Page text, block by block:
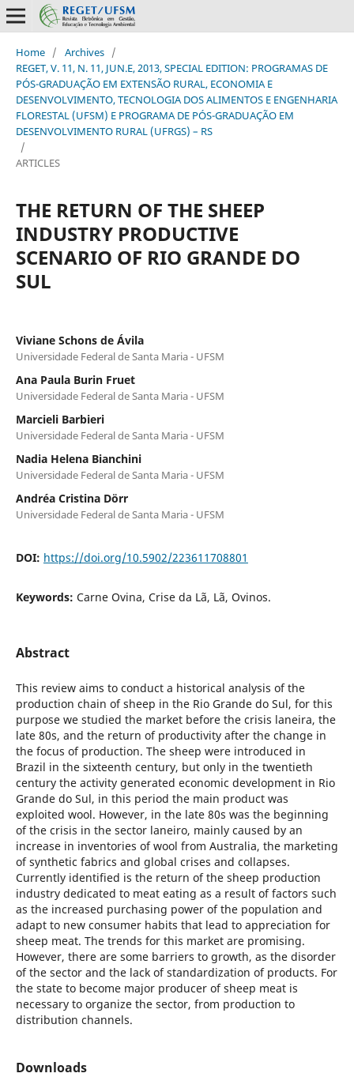
Home / Archives /
REGET, V. 11, N. 11, JUN.E, 2013, SPECIAL EDITION: PROGRAMAS DE
PÓS-GRADUAÇÃO EM EXTENSÃO RURAL, ECONOMIA E
DESENVOLVIMENTO, TECNOLOGIA DOS ALIMENTOS E ENGENHARIA
FLORESTAL (UFSM) E PROGRAMA DE PÓS-GRADUAÇÃO EM
DESENVOLVIMENTO RURAL (UFRGS) – RS
/
ARTICLES
THE RETURN OF THE SHEEP
INDUSTRY PRODUCTIVE
SCENARIO OF RIO GRANDE DO
SUL
Viviane Schons de Ávila
Universidade Federal de Santa Maria - UFSM
Ana Paula Burin Fruet
Universidade Federal de Santa Maria - UFSM
Marcieli Barbieri
Universidade Federal de Santa Maria - UFSM
Nadia Helena Bianchini
Universidade Federal de Santa Maria - UFSM
Andréa Cristina Dörr
Universidade Federal de Santa Maria - UFSM
DOI: https://doi.org/10.5902/223611708801
Keywords: Carne Ovina, Crise da Lã, Lã, Ovinos.
Abstract
This review aims to conduct a historical analysis of the
production chain of sheep in the Rio Grande do Sul, for this
purpose we studied the market before the crisis laneira, the
late 80s, and the return of productivity after the change in
the focus of production. The sheep were introduced in
Brazil in the sixteenth century, but only in the twentieth
century the activity generated economic development in Rio
Grande do Sul, in this period the main product was
exploited wool. However, in the late 80s was the beginning
of the crisis in the sector laneiro, mainly caused by an
increase in inventories of wool from Australia, the marketing
of synthetic fabrics and global crises and collapses.
Currently identified is the return of the sheep production
industry dedicated to meat eating as a result of factors such
as the increased purchasing power of the population and
adapt to new consumer habits that lead to appreciation for
sheep meat. The trends for this market are promising.
However, there are some barriers to growth, as the disorder
of the sector and the lack of standardization of products. For
the state to become major producer of sheep meat is
necessary to organize the sector, from production to
distribution channels.
Downloads